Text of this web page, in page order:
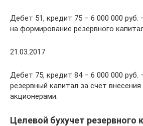
Дебет 51, кредит 75 – 6 000 000 руб.
на формирование резервного
21.03.2017
Дебет 75, кредит 84 – 6 000 000 руб.
резервный капитал за счет
акционерами.
Целевой бухучет резервного